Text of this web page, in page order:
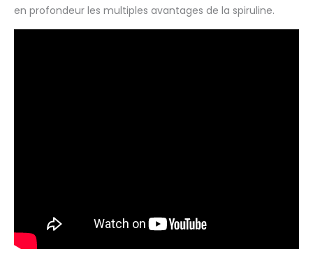
en profondeur les multiples avantages de la spiruline.